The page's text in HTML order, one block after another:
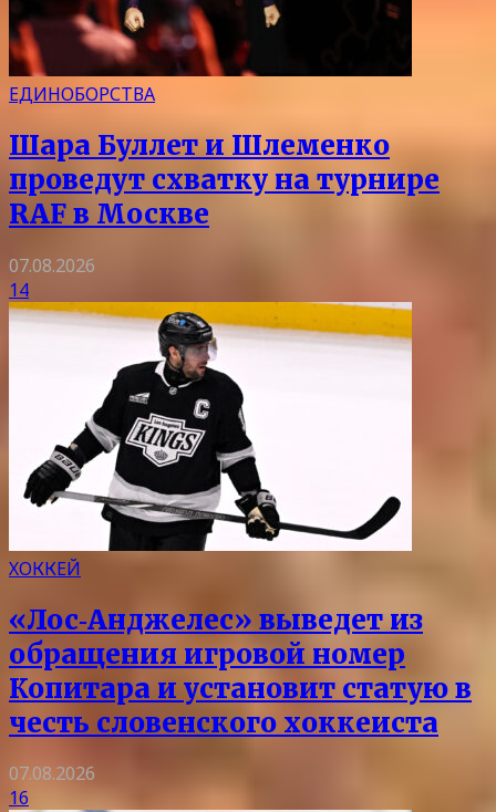
ЕДИНОБОРСТВА
Шара Буллет и Шлеменко
проведут схватку на турнире
RAF в Москве
07.08.2026
14
ХОККЕЙ
«Лос‑Анджелес» выведет из
обращения игровой номер
Копитара и установит статую в
честь словенского хоккеиста
07.08.2026
16